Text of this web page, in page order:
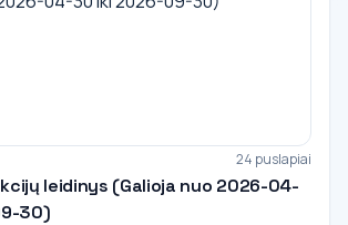
24 puslapiai
leidinys (Galioja nuo 2026-04-
30)